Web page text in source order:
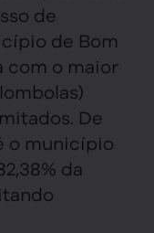
de
de Bom
com o maior
De
o município
da